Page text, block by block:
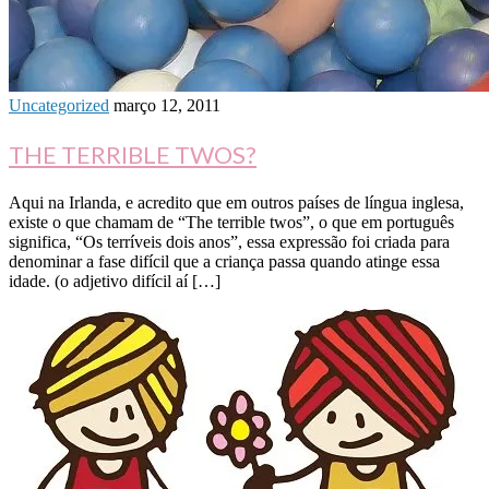
Uncategorized março 12, 2011
THE TERRIBLE TWOS?
Aqui na Irlanda, e acredito que em outros países de língua inglesa,
existe o que chamam de “The terrible twos”, o que em português
significa, “Os terríveis dois anos”, essa expressão foi criada para
denominar a fase difícil que a criança passa quando atinge essa
idade. (o adjetivo difícil aí […]